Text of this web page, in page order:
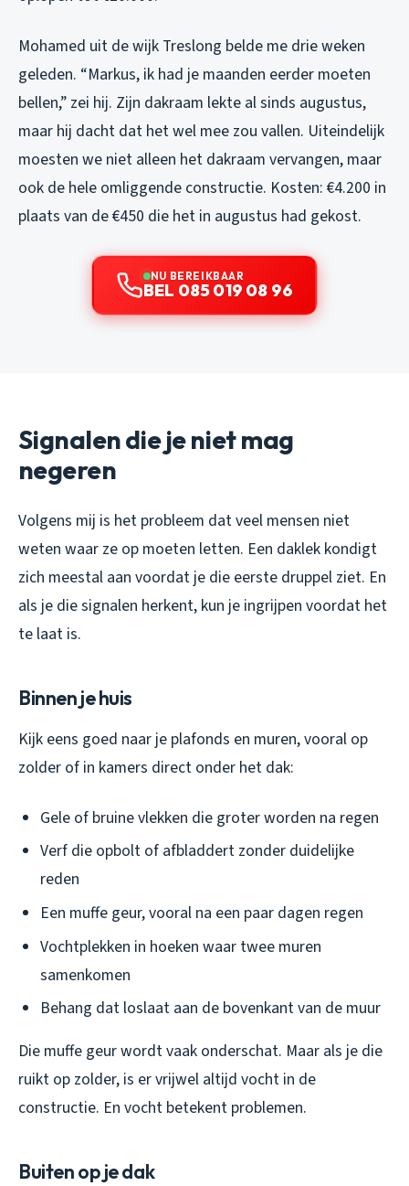
Mohamed uit de wijk Treslong belde me drie weken
geleden. “Markus, ik had je maanden eerder moeten
bellen,” zei hij. Zijn dakraam lekte al sinds augustus,
maar hij dacht dat het wel mee zou vallen. Uiteindelijk
moesten we niet alleen het dakraam vervangen, maar
ook de hele omliggende constructie. Kosten: €4.200 in
plaats van de €450 die het in augustus had gekost.
NU BEREIKBAAR
BEL 085 019 08 96
Signalen die je niet mag
negeren
Volgens mij is het probleem dat veel mensen niet
weten waar ze op moeten letten. Een daklek kondigt
zich meestal aan voordat je die eerste druppel ziet. En
als je die signalen herkent, kun je ingrijpen voordat het
te laat is.
Binnen je huis
Kijk eens goed naar je plafonds en muren, vooral op
zolder of in kamers direct onder het dak:
Gele of bruine vlekken die groter worden na regen
Verf die opbolt of afbladdert zonder duidelijke
reden
Een muffe geur, vooral na een paar dagen regen
Vochtplekken in hoeken waar twee muren
samenkomen
Behang dat loslaat aan de bovenkant van de muur
Die muffe geur wordt vaak onderschat. Maar als je die
ruikt op zolder, is er vrijwel altijd vocht in de
constructie. En vocht betekent problemen.
Buiten op je dak